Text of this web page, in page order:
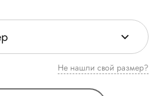
Не нашли свой размер?